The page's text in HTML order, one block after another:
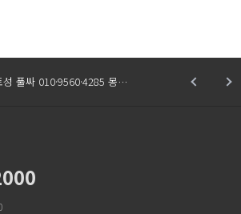
성 풀싸 010·9560·4285 몽…